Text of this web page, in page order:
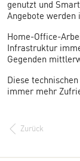
genutzt und
Angebote
Home-Office-
Infrastruktur
Gegenden
Diese
immer mehr
Zurück